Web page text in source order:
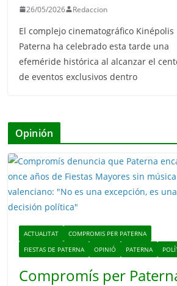
26/05/2026 Redaccion
El complejo cinematográfico Kinépolis
Paterna ha celebrado esta tarde una
efeméride histórica al alcanzar el
de eventos exclusivos dentro
Opinión
ACTUALITAT
COMPROMIS PER PATERNA
FIESTAS DE PATERNA
OPINIÓ PATERNA
Compromís per